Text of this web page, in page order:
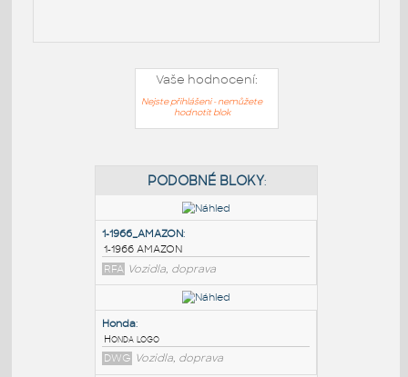
Vaše hodnocení:
Nejste přihlášeni - nemůžete
hodnotit blok